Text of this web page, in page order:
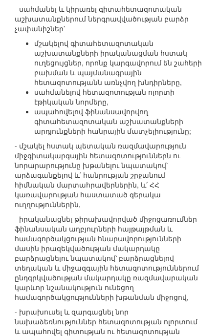
- սահմանել և կիրառել գիտահետազոտական
աշխատանքներում ներգրավվածության բարձր
չափանիշներ՝
մշակելով գիտահետազոտական
աշխատանքների իրականացման հստակ
ուղեցույցներ, որոնք կարգավորում են շահերի
բախման և պայմանագրային
հետազոտությանն առնչվող խնդիրները,
սահմանելով հետազոտության ոլորտի
էթիկական նորմերը,
ապահովելով ֆինանսավորվող
գիտահետազոտական աշխատանքների
արդյունքների հանրային մատչելիությունը;
- մշակել հստակ պետական ռազմավարություն
միջգիտակարգային հետազոտություններն ու
նորարարությունը խթանելու նպատակով՝
արձագանքելով և՛ հանրության շրջանում
հիմնական մարտահրավերներին, և՛ ՀՀ
կառավարության հաստատած գերակա
ուղղություններին,
- իրականացնել թիրախավորված միջոցառումներ
ֆինանսական աղբյուրների հայթայթման և
համագործակցության հնարավորությունների
մասին իրազեկվածության մակարդակը
բարձրացնելու նպատակով՝ բարձրացնելով
տեղական և միջազգային հետազոտություններում
ընդգրկվածության մակարդակը ռազմավարական
կարևոր նշանակություն ունեցող
համագործակցությունների խթանման միջոցով,
- խրախուսել և զարգացնել նոր
նախաձեռնություններ հետազոտության ոլորտում
և ապահովել գիտության ու հետազոտության